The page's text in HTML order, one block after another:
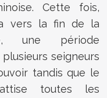
Cette fois,
vers la fin de la
une période
seigneurs
tandis que le
toutes les